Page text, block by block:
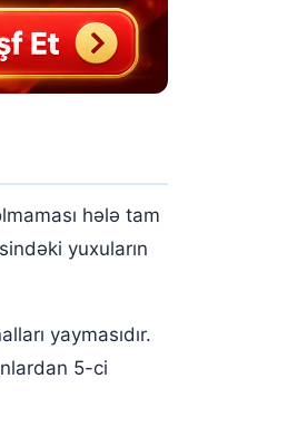
hələ tam
yuxuların
yaymasıdır.
5-ci